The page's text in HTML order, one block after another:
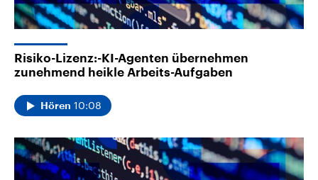
Risiko-Lizenz:-KI-Agenten übernehmen
zunehmend heikle Arbeits-Aufgaben
Hören 10:08